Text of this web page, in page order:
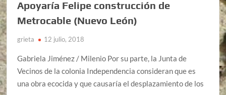
Apoyaría Felipe construcción de
Metrocable (Nuevo León)
grieta 12 julio, 2018
Gabriela Jiménez / Milenio Por su parte, la Junta de
Vecinos de la colonia Independencia consideran que es
una obra ecocida y que causaría el desplazamiento de los